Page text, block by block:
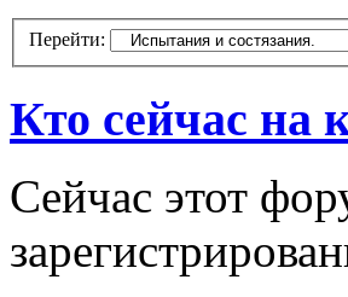
Перейти:
Кто сейчас на
Сейчас этот